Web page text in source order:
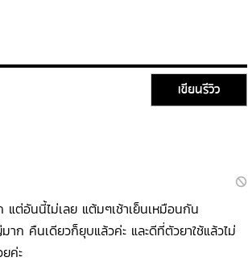
เขียนรีวิว
แต่อันนี้ไม่เลย แต้มๆเช้าเย็นเหมือนกัน
ก คืนเดียวก็ยุบแล้วค่ะ และดีที่ตัวยาใช้แล้วไม่
ค่ะ